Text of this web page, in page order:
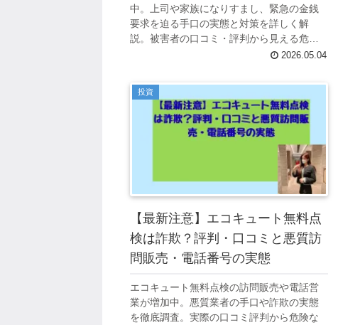
中。上司や家族になりすまし、緊急の金銭
要求を迫る手口の実態と対策を詳しく解
説。被害者の口コミ・評判から見える危険
2026.05.04
投資
【最新注意】エコキュート無料点
検は詐欺？評判・口コミと悪質訪
問販売・電話番号の実態
エコキュート無料点検の訪問販売や電話営
業が増加中。悪質業者の手口や詐欺の実態
を徹底調査。実際の口コミ評判から危険な